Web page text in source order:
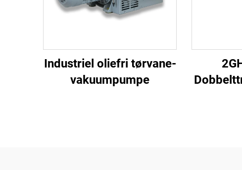
Industriel oliefri tørvane-
vakuumpumpe